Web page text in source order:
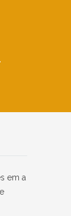
em a